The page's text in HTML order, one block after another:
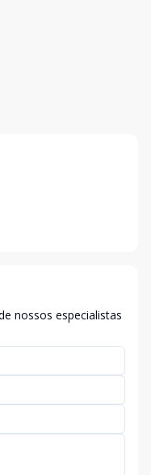
nossos especialistas